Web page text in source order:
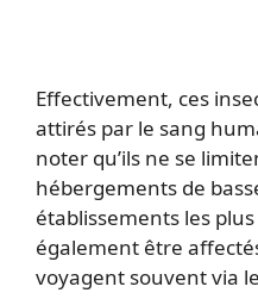
Effectivement, ces
attirés par le sang
noter qu’ils ne se
hébergements de
établissements les
également être
voyagent souvent via